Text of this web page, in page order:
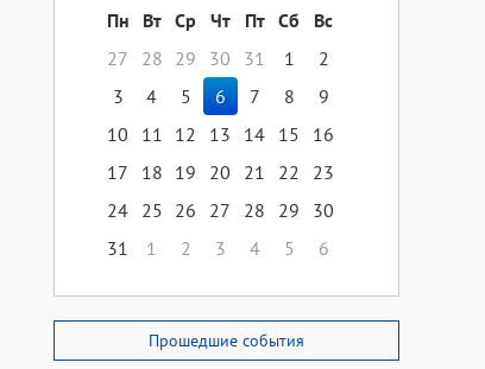
Пн
Вт Ср Чт Пт Сб
Вс
27
28 29 30 31 1
2
3
4 5 6 7 8
9
10
11 12 13 14 15
16
17
18 19 20 21 22
23
24 25 26 27 28 29
30
31
1 2 3 4 5 6
Прошедшие события